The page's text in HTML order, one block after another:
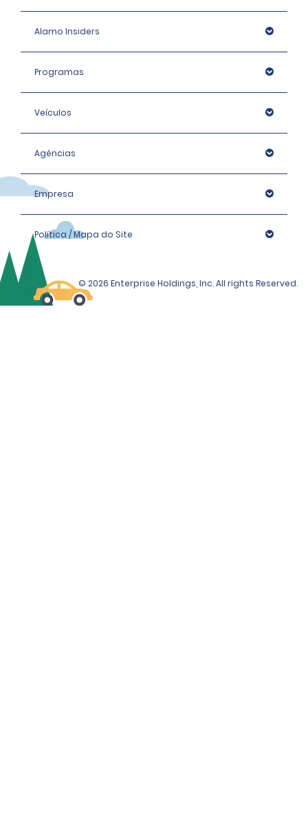
Alamo Insiders
Programas
Veículos
Agências
Empresa
Política / Mapa do Site
© 2026 Enterprise Holdings, Inc. All rights Reserved.